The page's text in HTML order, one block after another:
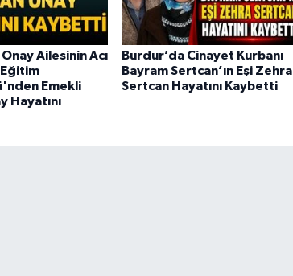
Ailesinin Acı
Emekli
Hayatını
Burdur’da Cinayet Kurbanı
Bayram Sertcan’ın Eşi Zehra
Sertcan Hayatını Kaybetti